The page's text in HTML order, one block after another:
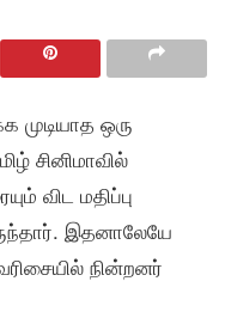
முடியாத ஒரு
சினிமாவில்
விட மதிப்பு
இதனாலேயே
நின்றனர்